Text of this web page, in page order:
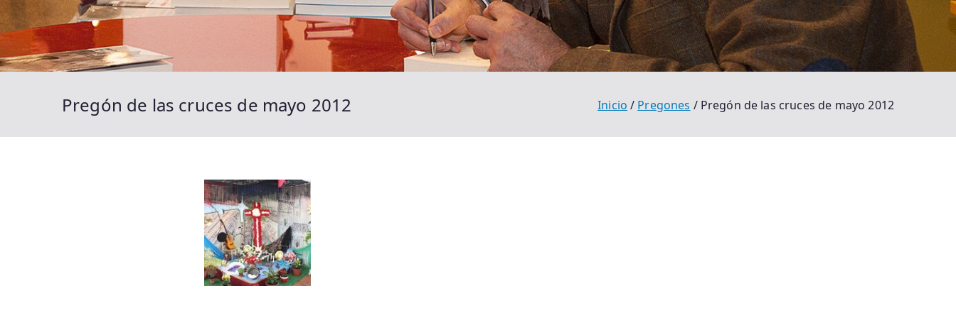
Pregón de las cruces de mayo 2012 Inicio Pregones Pregón de las cruces de mayo 2012